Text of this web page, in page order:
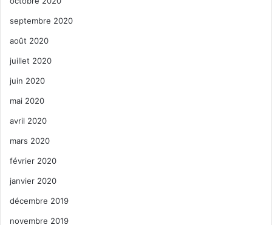
septembre 2020
août 2020
juillet 2020
juin 2020
mai 2020
avril 2020
mars 2020
février 2020
janvier 2020
décembre 2019
novembre 2019